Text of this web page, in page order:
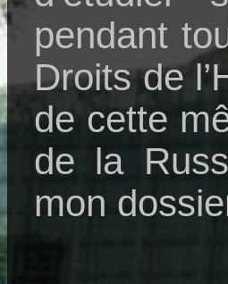
pendant
Droits de
de cette
de la
mon